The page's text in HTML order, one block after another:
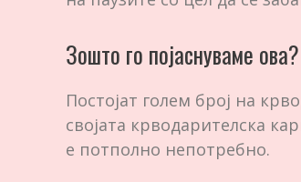
Зошто го појаснуваме ова?
Постојат голем број на
својата крводарителска
е потполно непотребно.